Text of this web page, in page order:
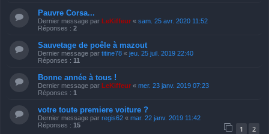
Pauvre Corsa...
Dernier message par LeKiffeur « sam. 25 avr. 2020 11:52
Réponses : 2
Sauvetage de poêle à mazout
Dernier message par titine78 « jeu. 25 juil. 2019 22:40
Réponses : 11
Bonne année à tous !
Dernier message par LeKiffeur « mer. 23 janv. 2019 07:23
Réponses : 1
votre toute premiere voiture ?
Dernier message par regis62 « mar. 22 janv. 2019 11:42
Réponses : 15 1 2